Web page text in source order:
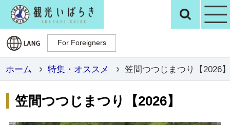
観光いばらき検
For Foreigners
For Foreigners
ホーム 特集・オススメ 笠間つつじまつり【2026】
笠間つつじまつり【2026】